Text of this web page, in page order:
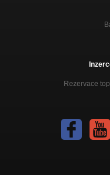
Tygr (IX:I 2012)
Rezervace